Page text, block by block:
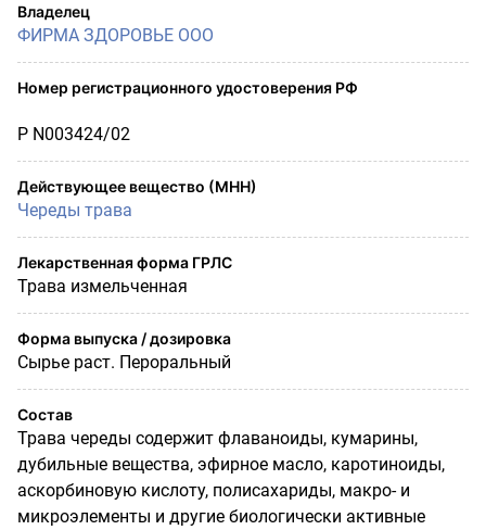
Владелец
ФИРМА ЗДОРОВЬЕ ООО
Номер регистрационного удостоверения РФ
Р N003424/02
Действующее вещество (МНН)
Череды трава
Лекарственная форма ГРЛС
Трава измельченная
Форма выпуска / дозировка
Сырье раст. Пероральный
Состав
Трава череды содержит флаваноиды, кумарины,
дубильные вещества, эфирное масло, каротиноиды,
аскорбиновую кислоту, полисахариды, макро- и
микроэлементы и другие биологически активные